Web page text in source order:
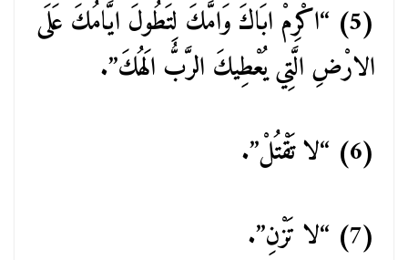
(5) “اكْرِمْ ابَاكَ وَامَّكَ لِتَطُولَ ايَّامُكَ عَلَى
الارْضِ الَّتِي يُعْطِيكَ الرَّبُّ الَهُكَ”.
(6) “لا تَقْتُلْ”.
(7) “لا تَزْنِ”.